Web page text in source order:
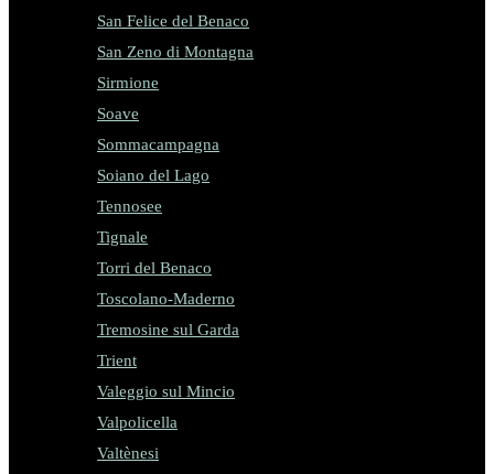
San Felice del Benaco
San Zeno di Montagna
Sirmione
Soave
Sommacampagna
Soiano del Lago
Tennosee
Tignale
Torri del Benaco
Toscolano-Maderno
Tremosine sul Garda
Trient
Valeggio sul Mincio
Valpolicella
Valtènesi